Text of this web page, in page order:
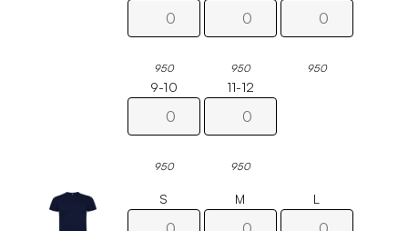
950 950 950
9-10
950
11-12
950
S M L